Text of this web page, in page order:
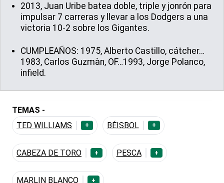
2013, Juan Uribe batea doble, triple y jonrón para
impulsar 7 carreras y llevar a los Dodgers a una
victoria 10-2 sobre los Gigantes.
CUMPLEAÑOS: 1975, Alberto Castillo, cátcher…
1983, Carlos Guzmàn, OF…1993, Jorge Polanco,
infield.
TEMAS -
TED WILLIAMS
+ BÉISBOL +
CABEZA DE TORO + PESCA +
MARLIN BLANCO +